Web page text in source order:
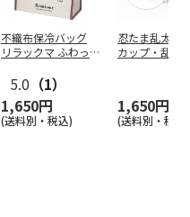
不織布保冷バッグ
リラックマ ふわっ
5.0 （1）
1,650円
(送料別・税込)
忍たま乱太郎
カップ・乱太郎
1,650円
(送料別・税込)